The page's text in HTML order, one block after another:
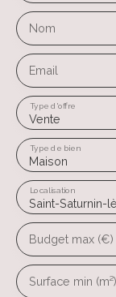
Nom
Email
Vente
Type d'offre
Maison
Type de bien
Saint-Saturnin-
Localisation
Budget max (€)
Surface min (m²)